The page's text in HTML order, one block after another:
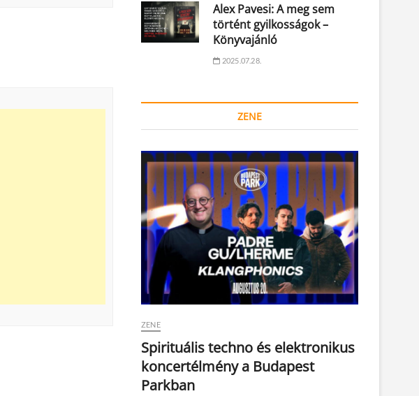
Alex Pavesi: A meg sem
történt gyilkosságok –
Könyvajánló
2025.07.28.
ZENE
ZENE
Spirituális techno és elektronikus
koncertélmény a Budapest
Parkban